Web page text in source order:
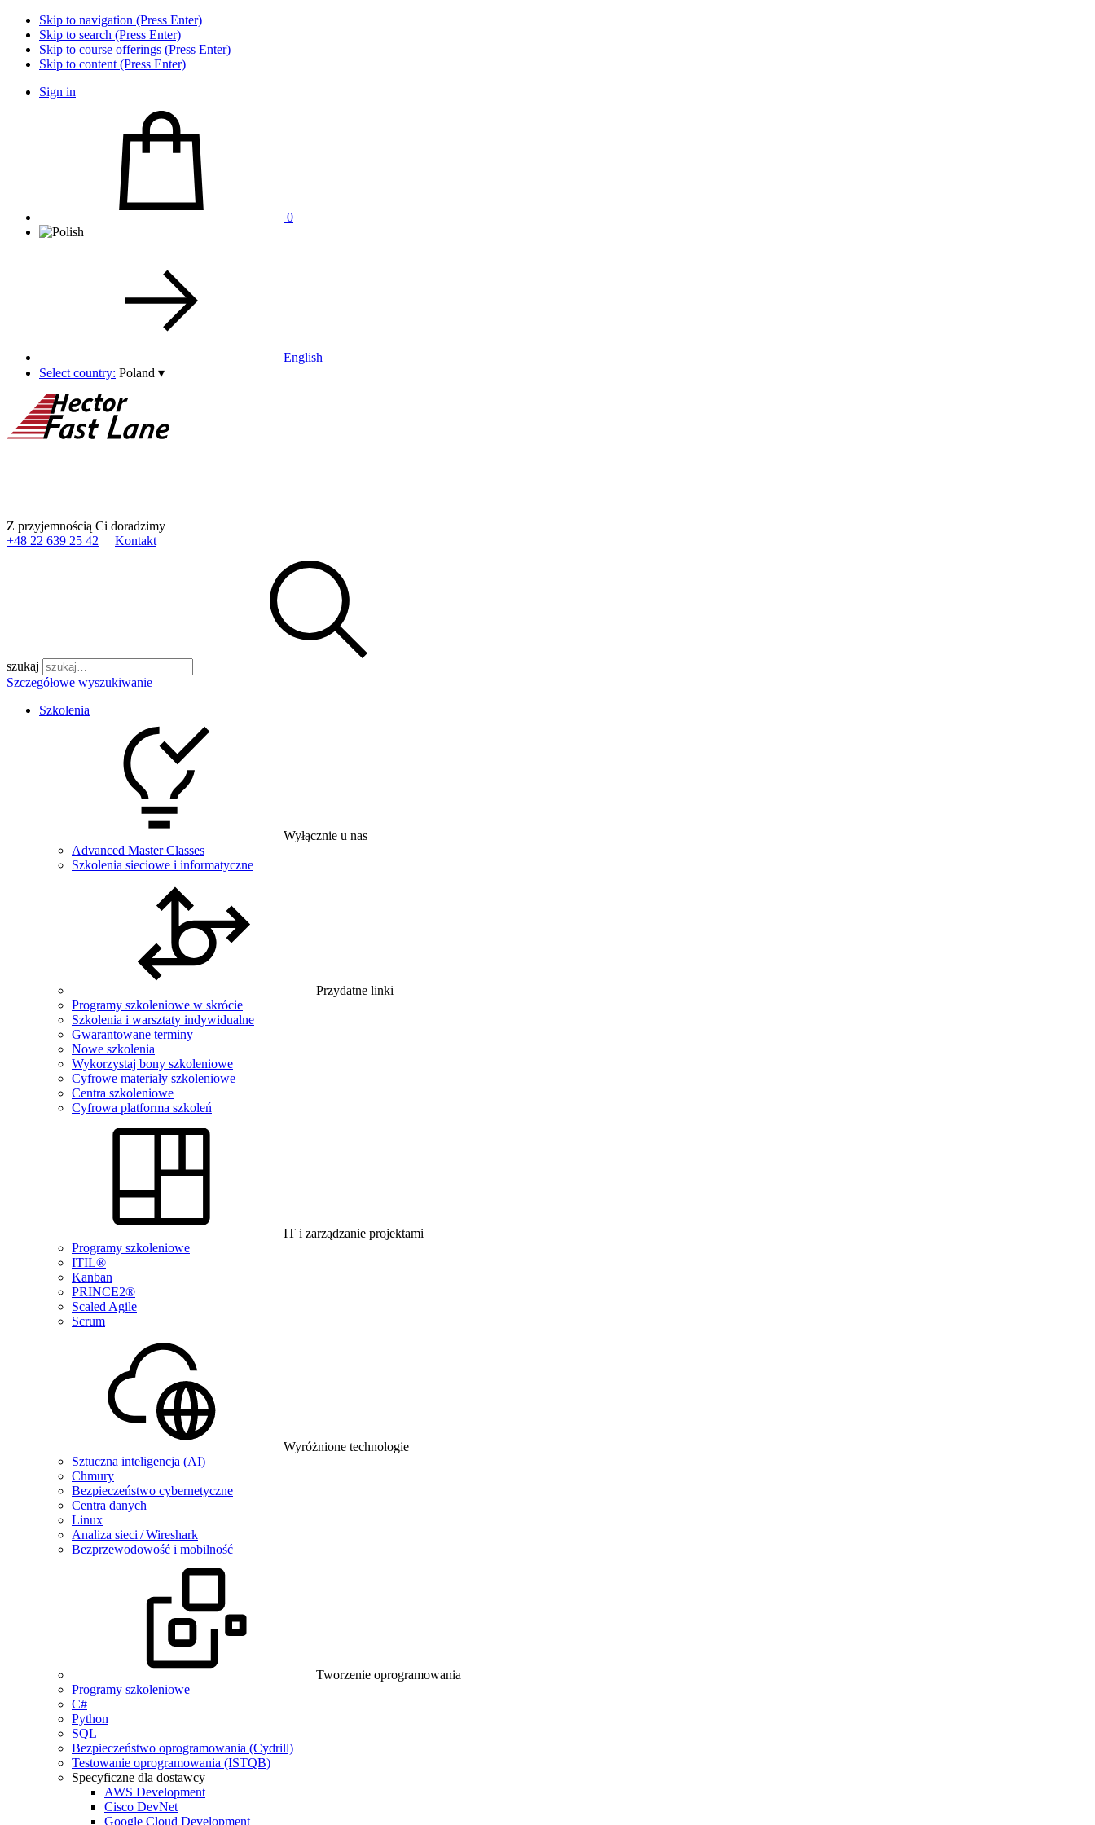
Skip to navigation (Press Enter)
Skip to search (Press Enter)
Skip to course offerings (Press Enter)
Skip to content (Press Enter)
Sign in
0
English
Select country: Poland ▾
Z przyjemnością Ci doradzimy
+48 22 639 25 42
Kontakt
szukaj
Szczegółowe wyszukiwanie
Szkolenia
Wyłącznie u nas
Advanced Master Classes
Szkolenia sieciowe i informatyczne
Przydatne linki
Programy szkoleniowe w skrócie
Szkolenia i warsztaty indywidualne
Gwarantowane terminy
Nowe szkolenia
Wykorzystaj bony szkoleniowe
Cyfrowe materiały szkoleniowe
Centra szkoleniowe
Cyfrowa platforma szkoleń
IT i zarządzanie projektami
Programy szkoleniowe
ITIL®
Kanban
PRINCE2®
Scaled Agile
Scrum
Wyróżnione technologie
Sztuczna inteligencja (AI)
Chmury
Bezpieczeństwo cybernetyczne
Centra danych
Linux
Analiza sieci / Wireshark
Bezprzewodowość i mobilność
Tworzenie oprogramowania
Programy szkoleniowe
C#
Python
SQL
Bezpieczeństwo oprogramowania (Cydrill)
Testowanie oprogramowania (ISTQB)
Specyficzne dla dostawcy
AWS Development
Cisco DevNet
Google Cloud Development